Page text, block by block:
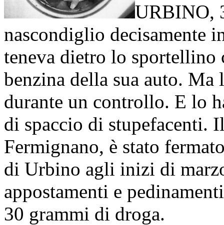
URBINO,
nascondiglio decisamente
teneva dietro lo sportellino
benzina della sua auto. Ma
durante un controllo. E lo
di spaccio di stupefacenti.
Fermignano, è stato
di Urbino agli inizi di
appostamenti e
30 grammi di droga.